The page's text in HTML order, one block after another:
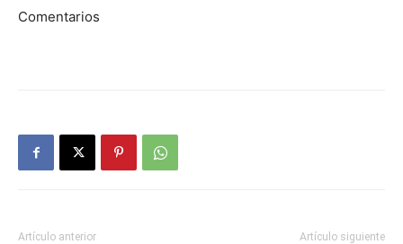
Comentarios
Artículo anterior Artículo siguiente